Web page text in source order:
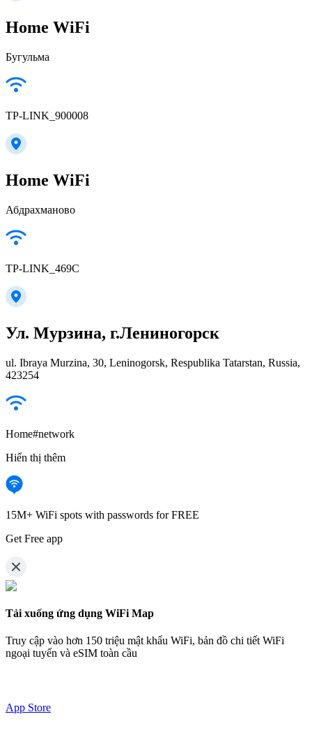
Home WiFi
Бугульма
TP-LINK_900008
Home WiFi
Абдрахманово
TP-LINK_469C
Ул. Мурзина, г.Лениногорск
ul. Ibraya Murzina, 30, Leninogorsk, Respublika Tatarstan, Russia,
423254
Home#network
Hiển thị thêm
15M+ WiFi spots with passwords for FREE
Get Free app
Tải xuống ứng dụng WiFi Map
Truy cập vào hơn 150 triệu mật khẩu WiFi, bản đồ chi tiết WiFi
ngoại tuyến và eSIM toàn cầu
App Store